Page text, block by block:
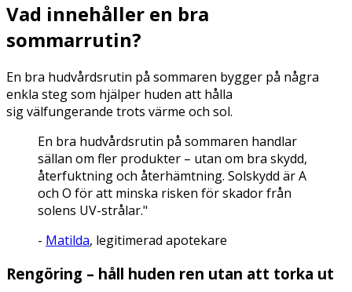
Vad innehåller en bra
sommarrutin?
En bra hudvårdsrutin på sommaren bygger på några
enkla steg som hjälper huden att hålla
sig välfungerande trots värme och sol.
En bra hudvårdsrutin på sommaren handlar
sällan om fler produkter – utan om bra skydd,
återfuktning och återhämtning. Solskydd är A
och O för att minska risken för skador från
solens UV-strålar."
- Matilda, legitimerad apotekare
Rengöring – håll huden ren utan att torka ut